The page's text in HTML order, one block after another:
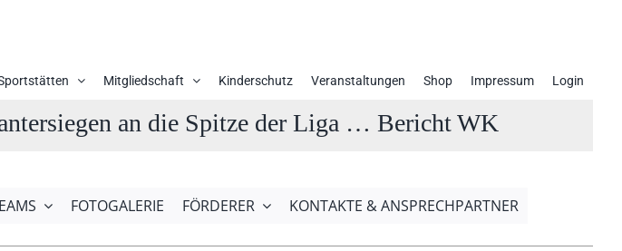
Mitgliedschaft Kinderschutz Veranstaltungen Shop Impressum Login
an die Spitze der Liga … Bericht WK
FOTOGALERIE FÖRDERER KONTAKTE & ANSPRECHPARTNER